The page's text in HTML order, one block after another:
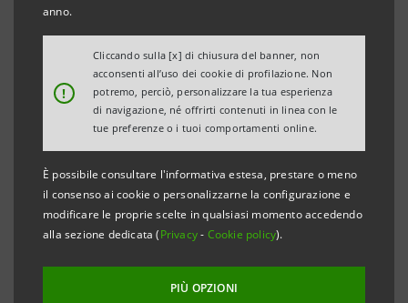
anno.
!
Cliccando sulla [x] di chiusura del banner, non
acconsenti all’uso dei cookie di profilazione. Non
potremo, perciò, personalizzare la tua esperienza
di navigazione, né offrirti contenuti in linea con le
tue preferenze o i tuoi comportamenti online.
È possibile consultare l'informativa estesa, prestare o meno
il consenso ai cookie o personalizzarne la configurazione e
modificare le proprie scelte in qualsiasi momento accedendo
alla sezione dedicata (Privacy- Cookie policy).
PIÙ OPZIONI
PIÙ SOSTENIBILI AL MONDO PER CORPORATE
KNIGHTS
Torino/Milano, 17 gennaio 2024– Intesa Sanpaolo è la
prima banca in Europa e in Italia, seconda al
mondo[1], tra le 100 società quotate più sostenibili al
mondo, secondo la classifica di Corporate Knights,
società leader nel settore dei media e della ricerca sui
occasione del World Economic Forum di Davos,